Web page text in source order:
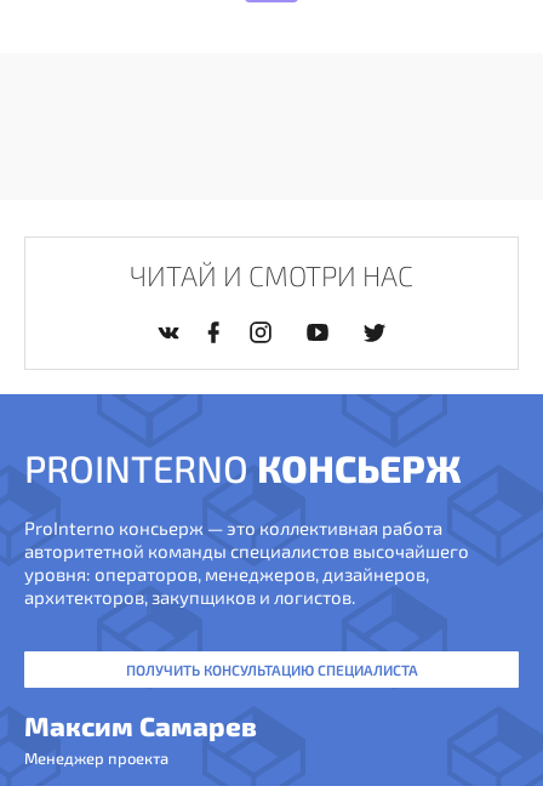
ЧИТАЙ И СМОТРИ НАС
PROINTERNO КОНСЬЕРЖ
ProInterno консьерж — это коллективная работа
авторитетной команды специалистов высочайшего
уровня: операторов, менеджеров, дизайнеров,
архитекторов, закупщиков и логистов.
ПОЛУЧИТЬ КОНСУЛЬТАЦИЮ СПЕЦИАЛИСТА
Максим Самарев
Менеджер проекта